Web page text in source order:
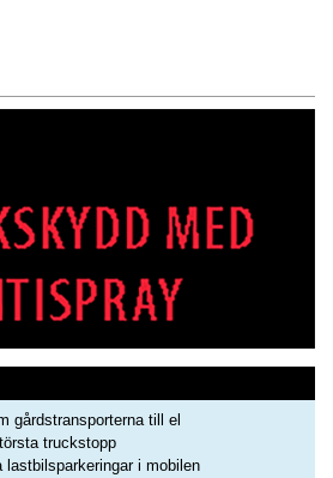
gårdstransporterna till el
truckstopp
lastbilsparkeringar i mobilen